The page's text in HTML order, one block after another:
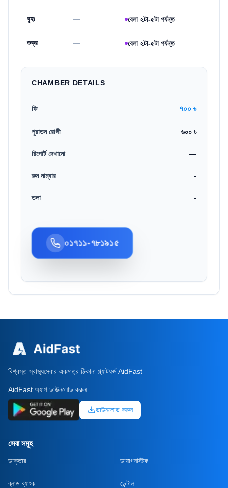
বৃহঃ — বেলা ২টা-৫টা পর্যন্ত
শুক্র — বেলা ২টা-৫টা পর্যন্ত
CHAMBER DETAILS
ফি ৭০০ ৳
পুরাতন রোগী ৬০০ ৳
রিপোর্ট দেখানো —
রুম নাম্বার -
তলা -
০১৭১১-৭৮১৯১৫
বিশ্বস্ত স্বাস্থ্যসেবার একমাত্র ঠিকানা প্ল্যাটফর্ম AidFast
AidFast অ্যাপ ডাউনলোড করুন
ডাউনলোড করুন
সেবা সমূহ
ডাক্তার ডায়াগনস্টিক
ব্লাড ব্যাংক ডেন্টাল